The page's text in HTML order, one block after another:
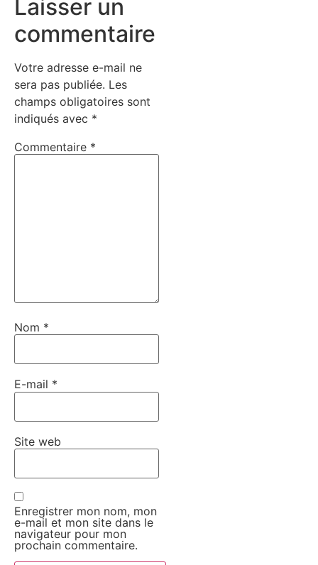
Laisser un
commentaire
Votre adresse e-mail ne
sera pas publiée. Les
champs obligatoires sont
indiqués avec *
Commentaire *
Nom *
E-mail *
Site web
Enregistrer mon nom, mon
e-mail et mon site dans le
navigateur pour mon
prochain commentaire.